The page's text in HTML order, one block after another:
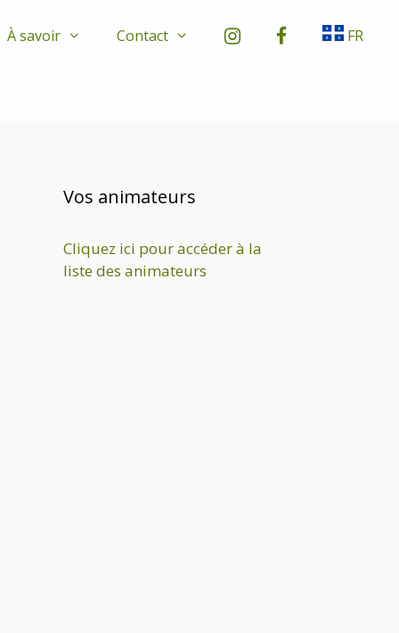
À savoir Contact FR
Vos animateurs
Cliquez ici pour accéder à la
liste des animateurs